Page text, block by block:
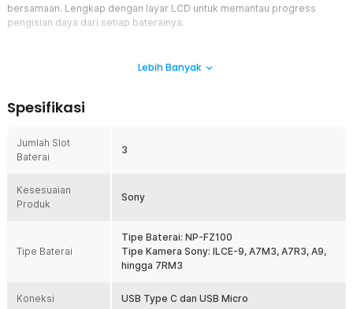
bersamaan. Lengkap dengan layar LCD untuk memantau progress
pengisian daya dari setiap baterainya.
kamera satu per satu. Charger baterai kamera NP-FZ100 bisa Anda
berguna jika Anda memiliki beberapa baterai cadangan yang perlu
diisi ulang.
Berapa kapasitas daya yang telah terisi dapat Anda lihat melalui
layar LCD dengan jelas. Anda pun tidak perlu lagi menebak-nebak
daya ketiga baterai dalam bentuk bar.
Dual Port USB
Anda bisa menghubungkan charger baterai kamera LP-E6 ke catu
type C sudah tersedia dalam paket pembelian sehingga Anda tidak
Lebih Banyak
Spesifikasi
Jumlah Slot
Baterai
3
Kesesuaian
Produk
Sony
Tipe Baterai
Tipe Baterai: NP-FZ100
Tipe Kamera Sony: ILCE-9, A7M3, A7R3, A9,
hingga 7RM3
Koneksi USB Type C dan USB Micro